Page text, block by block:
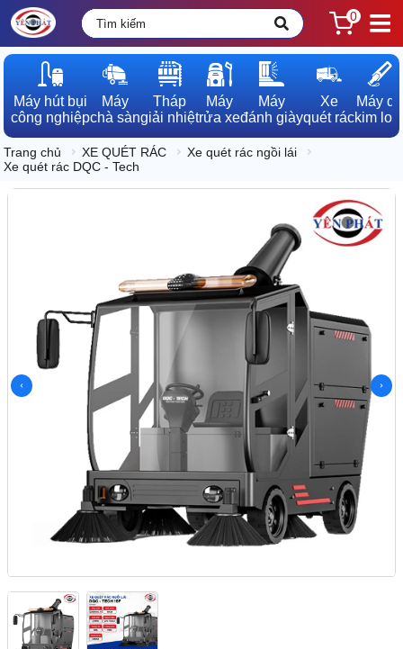
0
Máy hút bụi
công nghiệp
Máy
chà sàn
Tháp
giải nhiệt
Máy
rửa xe
Máy
đánh giày
Xe
quét rác
Máy dò
kim loại
Trang chủ XE QUÉT RÁC
Xe quét rác ngồi lái
Xe quét rác DQC - Tech